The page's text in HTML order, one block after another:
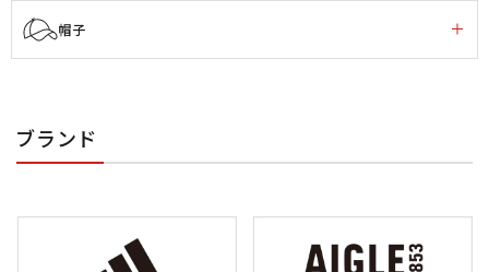
帽子
ブランド